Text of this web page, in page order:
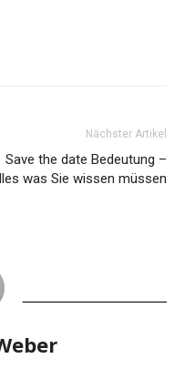
Nächster Artikel
Save the date Bedeutung –
was Sie wissen müssen